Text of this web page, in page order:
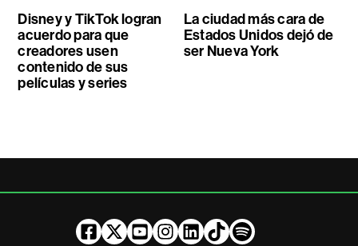
Disney y TikTok logran
acuerdo para que
creadores usen
contenido de sus
películas y series
La ciudad más cara de
Estados Unidos dejó de
ser Nueva York